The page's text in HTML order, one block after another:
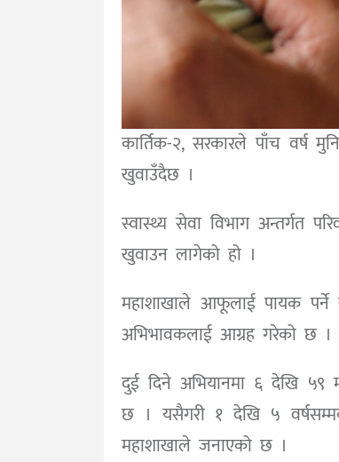
कार्तिक-२, सरकारले पाँच वर्ष
खुवाउँदैछ ।
स्वास्थ्य सेवा विभाग अन्तर्गत
खुवाउन लागेको हो ।
महाशाखाले आफूलाई पायक पर्ने
अभिभावकलाई आग्रह गरेको छ
दुई दिने अभियानमा ६ देखि ५९
छ । यसैगरी १ देखि ५
महाशाखाले जनाएको छ ।